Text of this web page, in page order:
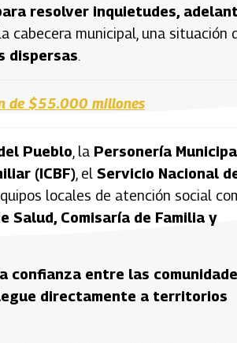
resolver inquietudes,
cabecera municipal, una situación
dispersas.
de $55.000 millones
Pueblo , la Personería
(ICBF) , el Servicio Nacional
locales de atención social
Salud, Comisaría de Familia y
confianza entre las
directamente a territorios